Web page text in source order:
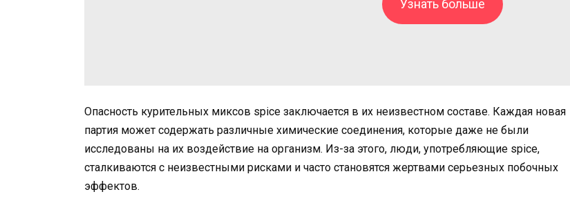
Узнать больше
Опасность курительных миксов spice заключается в их неизвестном составе. Каждая новая
партия может содержать различные химические соединения, которые даже не были
исследованы на их воздействие на организм. Из-за этого, люди, употребляющие spice,
сталкиваются с неизвестными рисками и часто становятся жертвами серьезных побочных
эффектов.